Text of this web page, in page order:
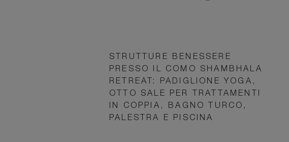
STRUTTURE BENESSERE
PRESSO IL COMO SHAMBHALA
RETREAT: PADIGLIONE YOGA,
OTTO SALE PER TRATTAMENTI
IN COPPIA, BAGNO TURCO,
PALESTRA E PISCINA